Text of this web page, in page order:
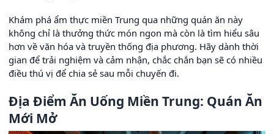
Khám phá ẩm thực miền Trung qua những quán ăn này
không chỉ là thưởng thức món ngon mà còn là tìm hiểu sâu
hơn về văn hóa và truyền thống địa phương. Hãy dành thời
gian để trải nghiệm và cảm nhận, chắc chắn bạn sẽ có nhiều
điều thú vị để chia sẻ sau mỗi chuyến đi.
Địa Điểm Ăn Uống Miền Trung: Quán Ăn
Mới Mở